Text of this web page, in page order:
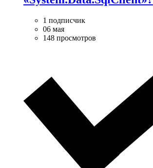
1 подписчик
06 мая
148 просмотров